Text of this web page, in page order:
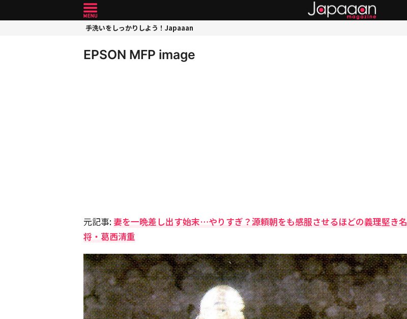
手洗いをしっかりしよう！Japaaan
EPSON MFP image
元記事:妻を一晩差し出す始末…やりすぎ？源頼朝をも感服させるほどの義理堅き名
将・葛西清重